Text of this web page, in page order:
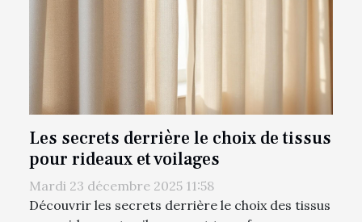
Les secrets derrière le choix de tissus
pour rideaux et voilages
Mardi 23 décembre 2025 11:58
Découvrir les secrets derrière le choix des tissus